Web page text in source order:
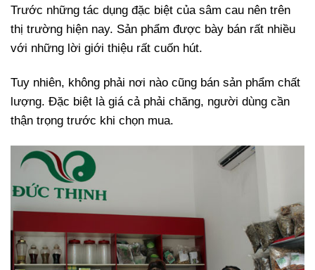
Trước những tác dụng đặc biệt của sâm cau nên trên
thị trường hiện nay. Sản phẩm được bày bán rất nhiều
với những lời giới thiệu rất cuốn hút.
Tuy nhiên, không phải nơi nào cũng bán sản phẩm chất
lượng. Đặc biệt là giá cả phải chăng, người dùng cần
thận trọng trước khi chọn mua.